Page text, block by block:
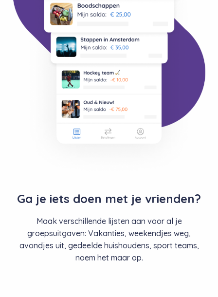
Ga je iets doen met je vrienden?
Maak verschillende lijsten aan voor al je
groepsuitgaven: Vakanties, weekendjes weg,
avondjes uit, gedeelde huishoudens, sport teams,
noem het maar op.